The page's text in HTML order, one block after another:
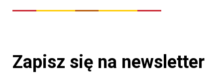
Zapisz się na newsletter